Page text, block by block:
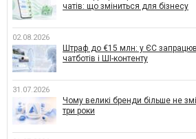
чатів: що зміниться для бізнесу
02.08.2026
Штраф до €15 млн: у ЄС
чатботів і ШІ-контенту
31.07.2026
Чому великі бренди більше не
три роки